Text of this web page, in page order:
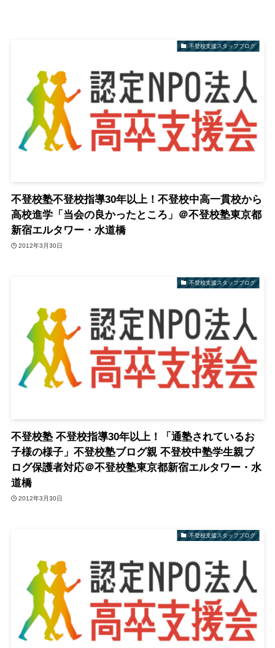
不登校支援スタッフブログ
不登校塾不登校指導30年以上！不登校中高一貫校から
高校進学「当会の良かったところ」＠不登校塾東京都
新宿エルタワー・水道橋
2012年3月30日
不登校支援スタッフブログ
不登校塾 不登校指導30年以上！「通塾されているお
子様の様子」不登校塾ブログ親 不登校中塾学生親ブ
ログ保護者対応＠不登校塾東京都新宿エルタワー・水
道橋
2012年3月30日
不登校支援スタッフブログ